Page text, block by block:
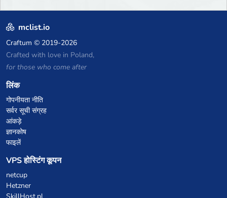
mclist.io
Craftum © 2019-2026
Crafted with love in Poland,
for those who come after
लिंक
गोपनीयता नीति
सर्वर सूची संग्रह
आंकड़े
ज्ञानकोष
फाइलें
VPS होस्टिंग कूपन
netcup
Hetzner